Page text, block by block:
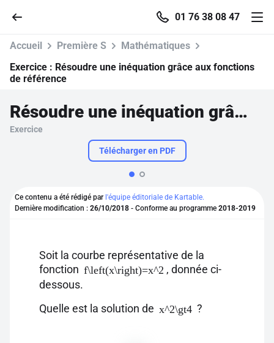
01 76 38 08 47
Parcourir
Se connecter
Pour profiter de 10 contenus offerts.
Accueil Première S
Mathématiques
Exercice : Résoudre une inéquation grâce aux fonctions
de référence
Résoudre une inéquation grâce aux fonctions de référence
Exercice
Télécharger en PDF
Ce contenu a été rédigé par l'équipe éditoriale de Kartable.
Dernière modification : 26/10/2018 - Conforme au programme 2018-2019
Soit la courbe représentative de la
fonction f\left(x\right)=x^2 , donnée ci-
dessous.
Quelle est la solution de x^2\gt4 ?